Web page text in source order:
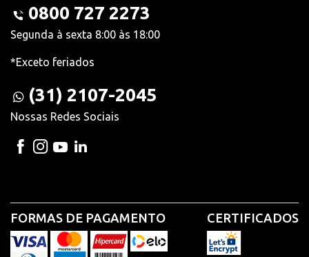
0800 727 2273
Segunda à sexta 8:00 às 18:00
*Exceto feriados
(31) 2107-2045
Nossas Redes Sociais
FORMAS DE PAGAMENTO CERTIFICADOS